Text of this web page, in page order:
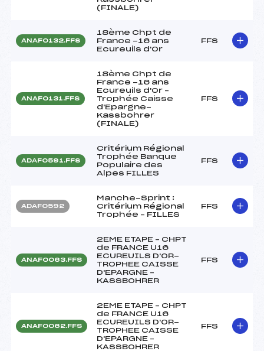
(FINALE)
ANAF0132.FFS
18ème Chpt de
France -16 ans
Ecureuils d'Or
FFS
ANAF0131.FFS
18ème Chpt de
France -16 ans
Ecureuils d'Or –
Trophée Caisse
d'Epargne-
Kassbohrer
(FINALE)
FFS
ADAF0591.FFS
Critérium Régional
Trophée Banque
Populaire des
Alpes FILLES
FFS
ADAF0592
Manche-Sprint :
Critérium Régional
Trophée – FILLES
FFS
ANAF0063.FFS
2EME ETAPE – CHPT
de FRANCE U16
ECUREUILS D'OR-
TROPHEE CAISSE
D'EPARGNE –
KASSBOHRER
FFS
ANAF0062.FFS
2EME ETAPE – CHPT
de FRANCE U16
ECUREUILS D'OR-
TROPHEE CAISSE
D'EPARGNE –
KASSBOHRER
FFS